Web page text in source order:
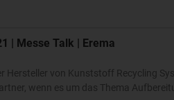
| Messe Talk | Erema
Hersteller von Kunststoff Recycling
wenn es um das Thema